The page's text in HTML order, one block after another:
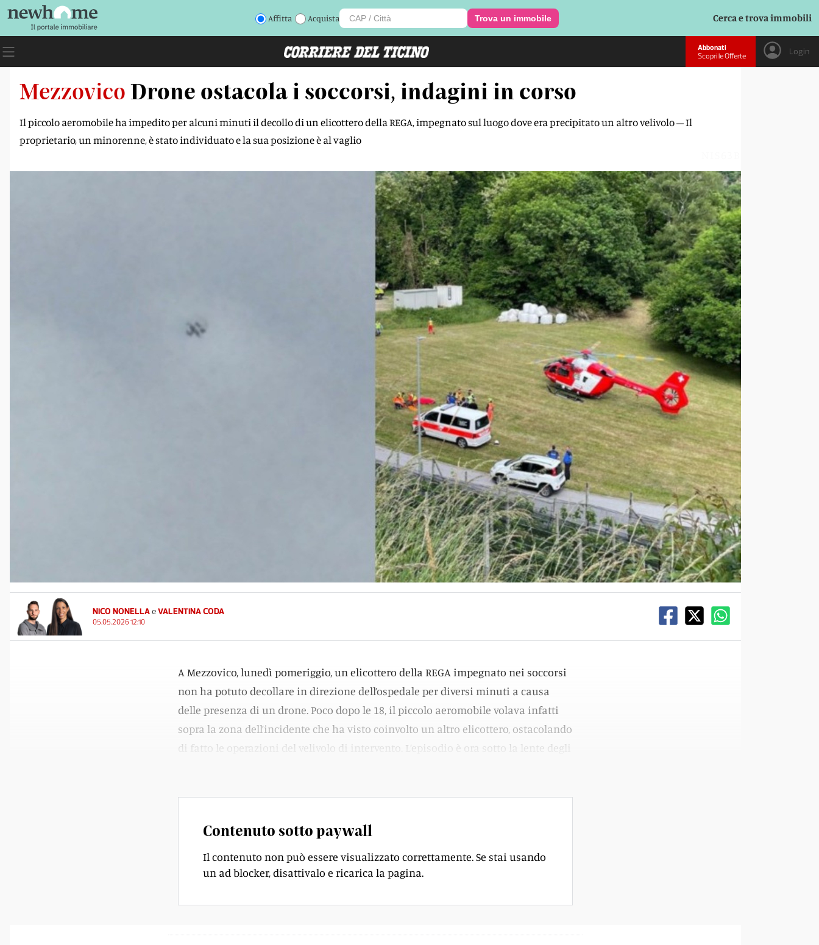
Affitta Acquista Trova un immobile Cerca e trova immobili
Abbonati
Scopri le Offerte
Login
Mezzovico Drone ostacola i soccorsi, indagini in corso
Il piccolo aeromobile ha impedito per alcuni minuti il decollo di un elicottero della REGA, impegnato sul luogo dove era precipitato un altro velivolo – Il
proprietario, un minorenne, è stato individuato e la sua posizione è al vaglio
NICO NONELLAeVALENTINA CODA
05.05.2026 12:10
A Mezzovico, lunedì pomeriggio, un elicottero della REGA impegnato nei soccorsi
non ha potuto decollare in direzione dell’ospedale per diversi minuti a causa
delle presenza di un drone. Poco dopo le 18, il piccolo aeromobile volava infatti
sopra la zona dell’incidente che ha visto coinvolto un altro elicottero, ostacolando
di fatto le operazioni del velivolo di intervento. L’episodio è ora sotto la lente degli
Contenuto sotto paywall
Il contenuto non può essere visualizzato correttamente. Se stai usando
un ad blocker, disattivalo e ricarica la pagina.